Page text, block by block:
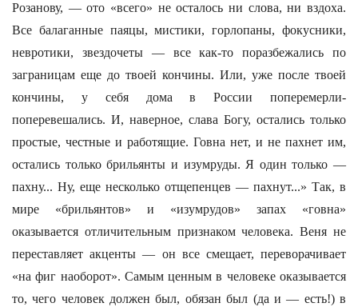
Розанову, — ото «всего» не осталось ни слова, ни вздоха.
Все балаганные паяцы, мистики, горлопаны, фокусники,
невротики, звездочеты — все как-то поразбежались по
заграницам еще до твоей кончины. Или, уже после твоей
кончины, у себя дома в России поперемерли-
поперевешались. И, наверное, слава Богу, остались только
простые, честные и работящие. Говна нет, и не пахнет им,
остались только брильянты и изумруды. Я один только —
пахну... Ну, еще несколько отщепенцев — пахнут...» Так, в
мире «брильянтов» и «изумрудов» запах «говна»
оказывается отличительным признаком человека. Веня не
переставляет акценты — он все смещает, переворачивает
«на фиг наоборот». Самым ценным в человеке оказывается
то, чего человек должен был, обязан был (да и — есть!) в